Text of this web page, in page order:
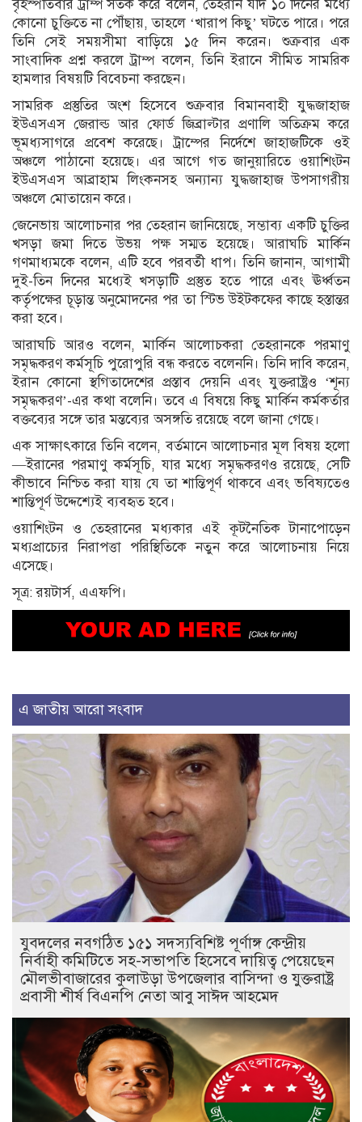
বৃহস্পতিবার ট্রাম্প সতর্ক করে বলেন, তেহরান যদি ১০ দিনের মধ্যে
কোনো চুক্তিতে না পৌঁছায়, তাহলে ‘খারাপ কিছু’ ঘটতে পারে। পরে
তিনি সেই সময়সীমা বাড়িয়ে ১৫ দিন করেন। শুক্রবার এক
সাংবাদিক প্রশ্ন করলে ট্রাম্প বলেন, তিনি ইরানে সীমিত সামরিক
হামলার বিষয়টি বিবেচনা করছেন।
সামরিক প্রস্তুতির অংশ হিসেবে শুক্রবার বিমানবাহী যুদ্ধজাহাজ
ইউএসএস জেরাল্ড আর ফোর্ড জিব্রাল্টার প্রণালি অতিক্রম করে
ভূমধ্যসাগরে প্রবেশ করেছে। ট্রাম্পের নির্দেশে জাহাজটিকে ওই
অঞ্চলে পাঠানো হয়েছে। এর আগে গত জানুয়ারিতে ওয়াশিংটন
ইউএসএস আব্রাহাম লিংকনসহ অন্যান্য যুদ্ধজাহাজ উপসাগরীয়
অঞ্চলে মোতায়েন করে।
জেনেভায় আলোচনার পর তেহরান জানিয়েছে, সম্ভাব্য একটি চুক্তির
খসড়া জমা দিতে উভয় পক্ষ সম্মত হয়েছে। আরাঘচি মার্কিন
গণমাধ্যমকে বলেন, এটি হবে পরবর্তী ধাপ। তিনি জানান, আগামী
দুই-তিন দিনের মধ্যেই খসড়াটি প্রস্তুত হতে পারে এবং ঊর্ধ্বতন
কর্তৃপক্ষের চূড়ান্ত অনুমোদনের পর তা স্টিভ উইটকফের কাছে হস্তান্তর
করা হবে।
আরাঘচি আরও বলেন, মার্কিন আলোচকরা তেহরানকে পরমাণু
সমৃদ্ধকরণ কর্মসূচি পুরোপুরি বন্ধ করতে বলেননি। তিনি দাবি করেন,
ইরান কোনো স্থগিতাদেশের প্রস্তাব দেয়নি এবং যুক্তরাষ্ট্রও ‘শূন্য
সমৃদ্ধকরণ’-এর কথা বলেনি। তবে এ বিষয়ে কিছু মার্কিন কর্মকর্তার
বক্তব্যের সঙ্গে তার মন্তব্যের অসঙ্গতি রয়েছে বলে জানা গেছে।
এক সাক্ষাৎকারে তিনি বলেন, বর্তমানে আলোচনার মূল বিষয় হলো
—ইরানের পরমাণু কর্মসূচি, যার মধ্যে সমৃদ্ধকরণও রয়েছে, সেটি
কীভাবে নিশ্চিত করা যায় যে তা শান্তিপূর্ণ থাকবে এবং ভবিষ্যতেও
শান্তিপূর্ণ উদ্দেশ্যেই ব্যবহৃত হবে।
ওয়াশিংটন ও তেহরানের মধ্যকার এই কূটনৈতিক টানাপোড়েন
মধ্যপ্রাচ্যের নিরাপত্তা পরিস্থিতিকে নতুন করে আলোচনায় নিয়ে
এসেছে।
সূত্র: রয়টার্স, এএফপি।
এ জাতীয় আরো সংবাদ
যুবদলের নবগঠিত ১৫১ সদস্যবিশিষ্ট পূর্ণাঙ্গ কেন্দ্রীয়
নির্বাহী কমিটিতে সহ-সভাপতি হিসেবে দায়িত্ব পেয়েছেন
মৌলভীবাজারের কুলাউড়া উপজেলার বাসিন্দা ও যুক্তরাষ্ট্র
প্রবাসী শীর্ষ বিএনপি নেতা আবু সাঈদ আহমেদ